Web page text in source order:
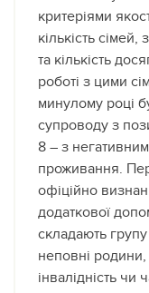
критеріями
кількість
та кількість
роботі з цими
минулому році
супроводу з
8 – з негативним
проживання.
офіційно
додаткової
складають
неповні родини,
інвалідність чи